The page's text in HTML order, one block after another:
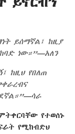
ይሰማኛል፤ ከዚያ
ነው።”—አለን
ከዚህ የበለጠ
የተወሰኑ
የሚከብድህ